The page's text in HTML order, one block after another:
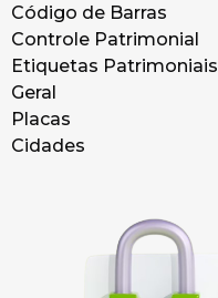
Código de Barras
Controle Patrimonial
Etiquetas Patrimoniais
Geral
Placas
Cidades